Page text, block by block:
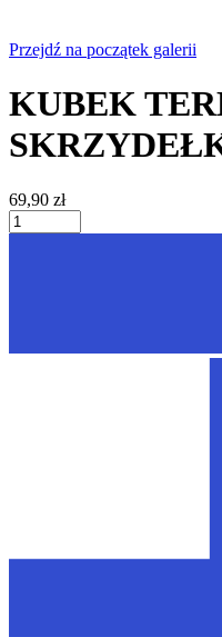
Przejdź na początek galerii
KUBEK
69,90 zł